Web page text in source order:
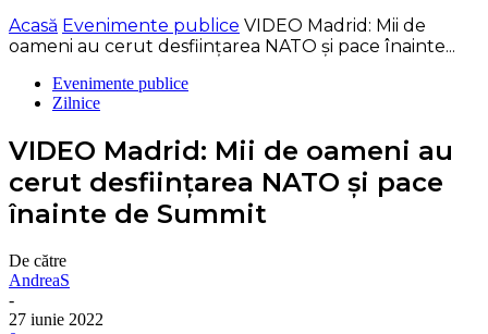
Acasă Evenimente publice VIDEO Madrid: Mii de
oameni au cerut desființarea NATO și pace înainte...
Evenimente publice
Zilnice
VIDEO Madrid: Mii de oameni au
cerut desființarea NATO și pace
înainte de Summit
De către
AndreaS
-
27 iunie 2022